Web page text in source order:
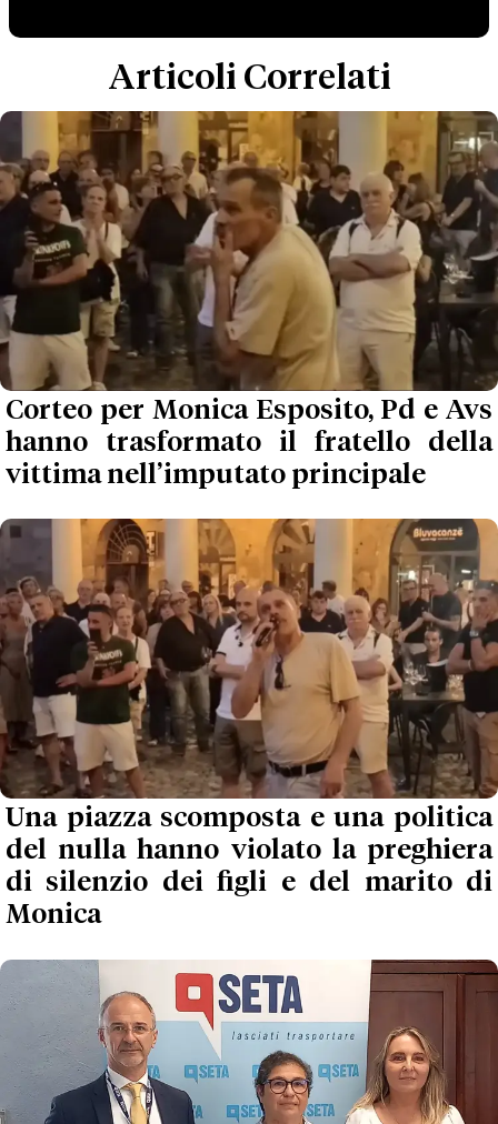
Articoli Correlati
Corteo per Monica Esposito, Pd e Avs
hanno trasformato il fratello della
vittima nell’imputato principale
Una piazza scomposta e una politica
del nulla hanno violato la preghiera
di silenzio dei figli e del marito di
Monica